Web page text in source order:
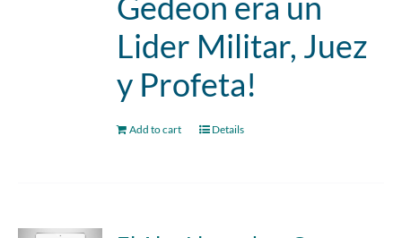
Lider Militar, Juez
y Profeta!
Add to cart Details